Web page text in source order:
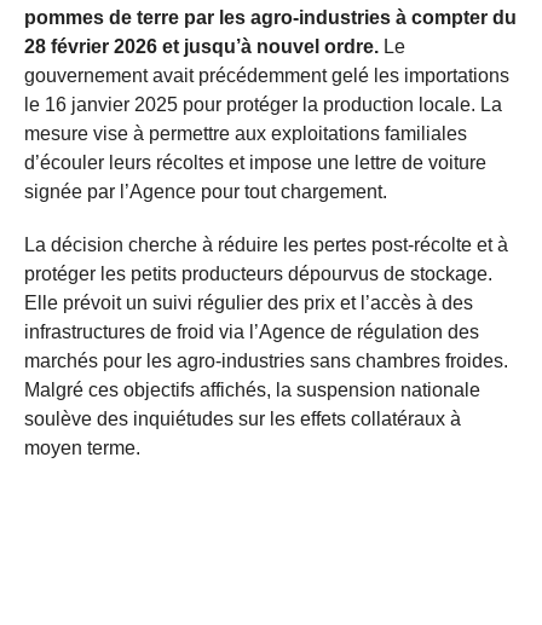
pommes de terre par les agro-industries à compter du
28 février 2026 et jusqu’à nouvel ordre. Le
gouvernement avait précédemment gelé les importations
le 16 janvier 2025 pour protéger la production locale. La
mesure vise à permettre aux exploitations familiales
d’écouler leurs récoltes et impose une lettre de voiture
signée par l’Agence pour tout chargement.
La décision cherche à réduire les pertes post-récolte et à
protéger les petits producteurs dépourvus de stockage.
Elle prévoit un suivi régulier des prix et l’accès à des
infrastructures de froid via l’Agence de régulation des
marchés pour les agro-industries sans chambres froides.
Malgré ces objectifs affichés, la suspension nationale
soulève des inquiétudes sur les effets collatéraux à
moyen terme.